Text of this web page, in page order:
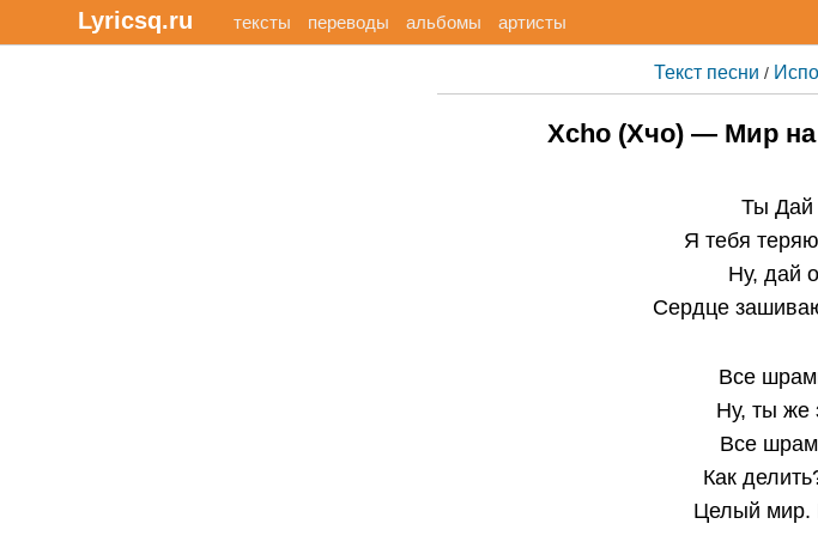
Lyricsq.ru тексты переводы альбомы артисты
Текст песни /
Xcho (Хчо) — Мир на
Ты Дай
Я тебя
Ну, дай
Сердце
Все
Ну, ты же
Все
Как
Целый мир.